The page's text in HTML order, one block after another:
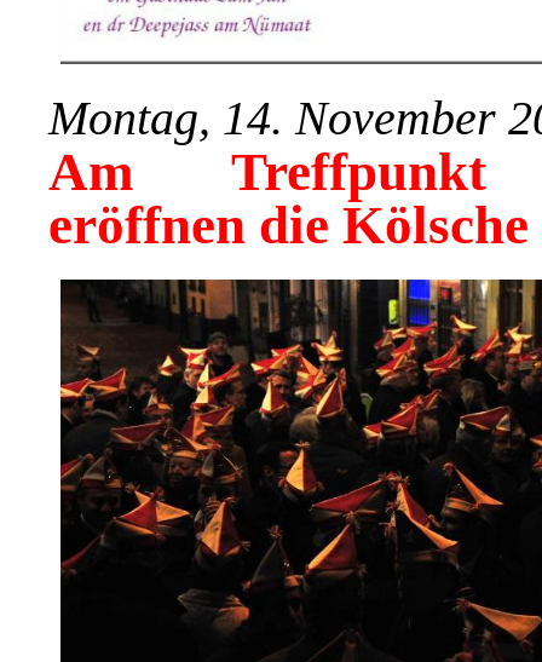
Montag, 14. November
Am Treffpunkt
eröffnen die Kölsche